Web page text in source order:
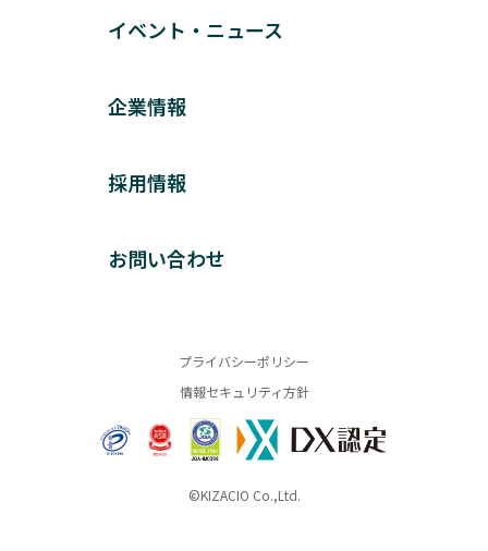
イベント・ニュース
企業情報
採用情報
お問い合わせ
©KIZACIO Co.,Ltd.
プライバシーポリシー
情報セキュリティ方針